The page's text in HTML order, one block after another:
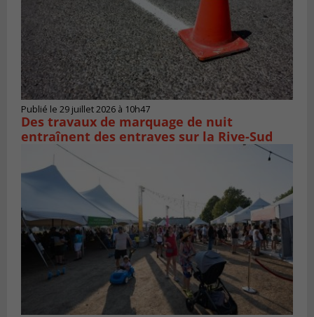
Publié le 29 juillet 2026 à 10h47
Des travaux de marquage de nuit
entraînent des entraves sur la Rive-Sud